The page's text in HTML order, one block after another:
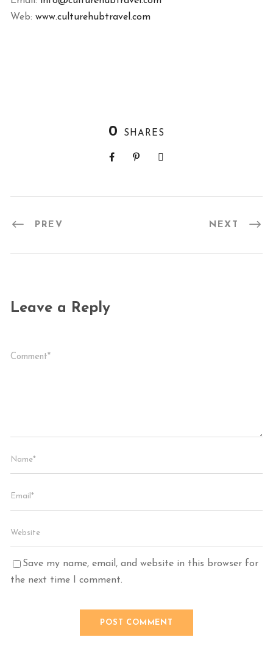
Web: www.culturehubtravel.com
0 SHARES
PREV NEXT
Leave a Reply
Save my name, email, and website in this browser for
the next time I comment.